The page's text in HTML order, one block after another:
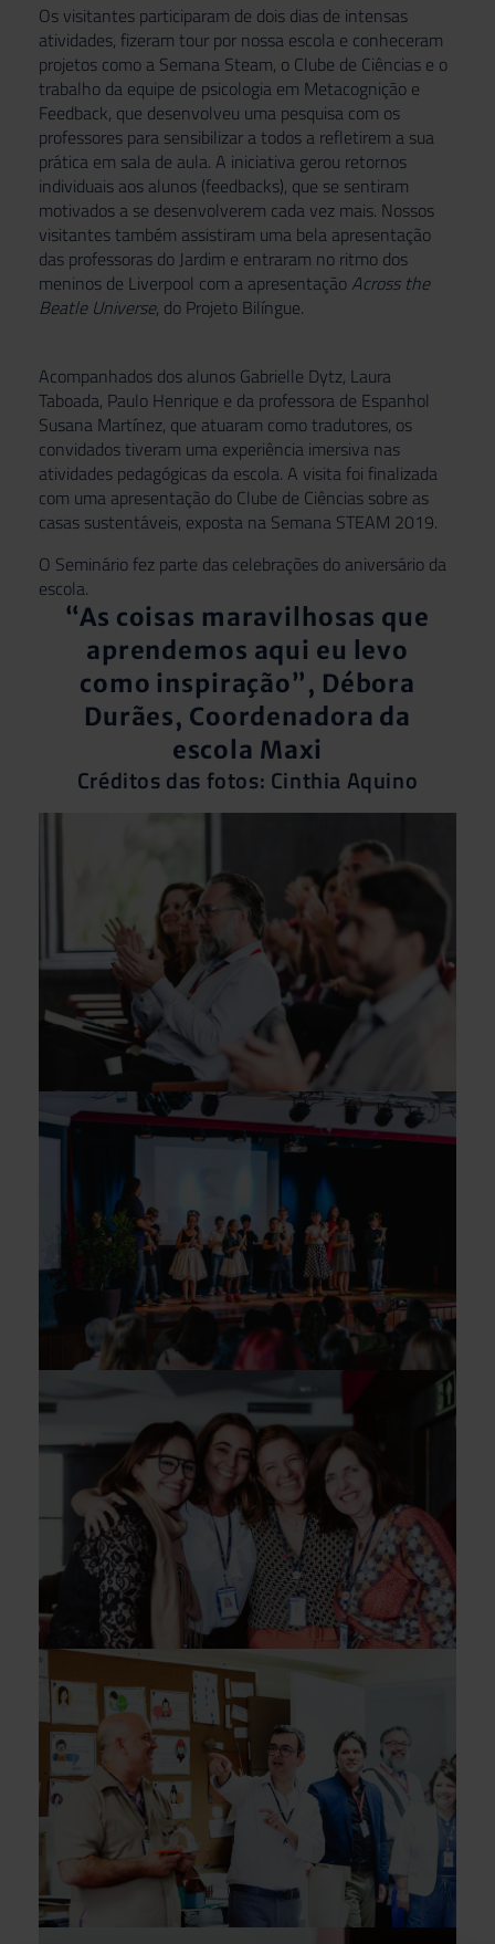
Os visitantes participaram de dois dias de intensas
atividades, fizeram tour por nossa escola e conheceram
projetos como a Semana Steam, o Clube de Ciências e o
trabalho da equipe de psicologia em Metacognição e
Feedback, que desenvolveu uma pesquisa com os
professores para sensibilizar a todos a refletirem a sua
prática em sala de aula. A iniciativa gerou retornos
individuais aos alunos (feedbacks), que se sentiram
motivados a se desenvolverem cada vez mais. Nossos
visitantes também assistiram uma bela apresentação
das professoras do Jardim e entraram no ritmo dos
meninos de Liverpool com a apresentação Across the
Beatle Universe, do Projeto Bilíngue.
Acompanhados dos alunos Gabrielle Dytz, Laura
Taboada, Paulo Henrique e da professora de Espanhol
Susana Martínez, que atuaram como tradutores, os
convidados tiveram uma experiência imersiva nas
atividades pedagógicas da escola. A visita foi finalizada
com uma apresentação do Clube de Ciências sobre as
casas sustentáveis, exposta na Semana STEAM 2019.
O Seminário fez parte das celebrações do aniversário da
escola.
“As coisas maravilhosas que
aprendemos aqui eu levo
como inspiração”, Débora
Durães, Coordenadora da
escola Maxi
Créditos das fotos: Cinthia Aquino